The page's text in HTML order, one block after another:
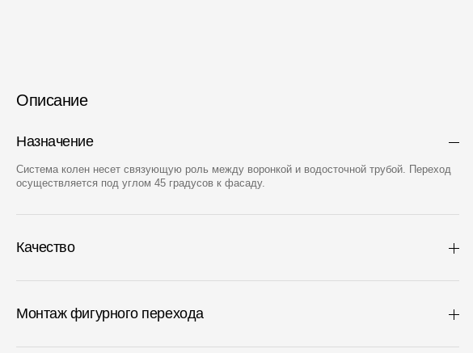
Описание
Назначение
Система колен несет связующую роль между воронкой и водосточной трубой. Переход
осуществляется под углом 45 градусов к фасаду.
Качество
Монтаж фигурного перехода